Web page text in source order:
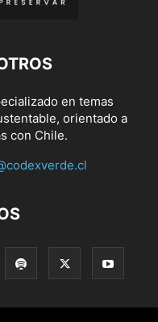
en temas
orientado a
con Chile.